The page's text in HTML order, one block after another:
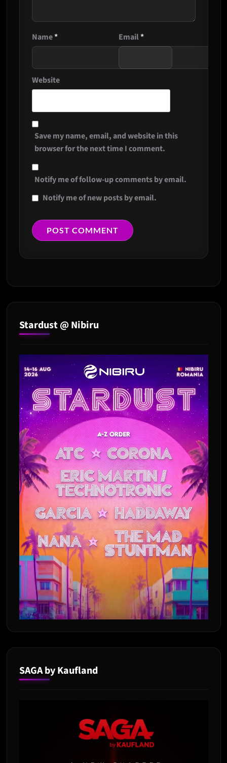
Name* Email*
Website
Save my name, email, and website in this
browser for the next time I comment.
Notify me of follow-up comments by email.
Notify me of new posts by email.
Stardust @ Nibiru
SAGA by Kaufland